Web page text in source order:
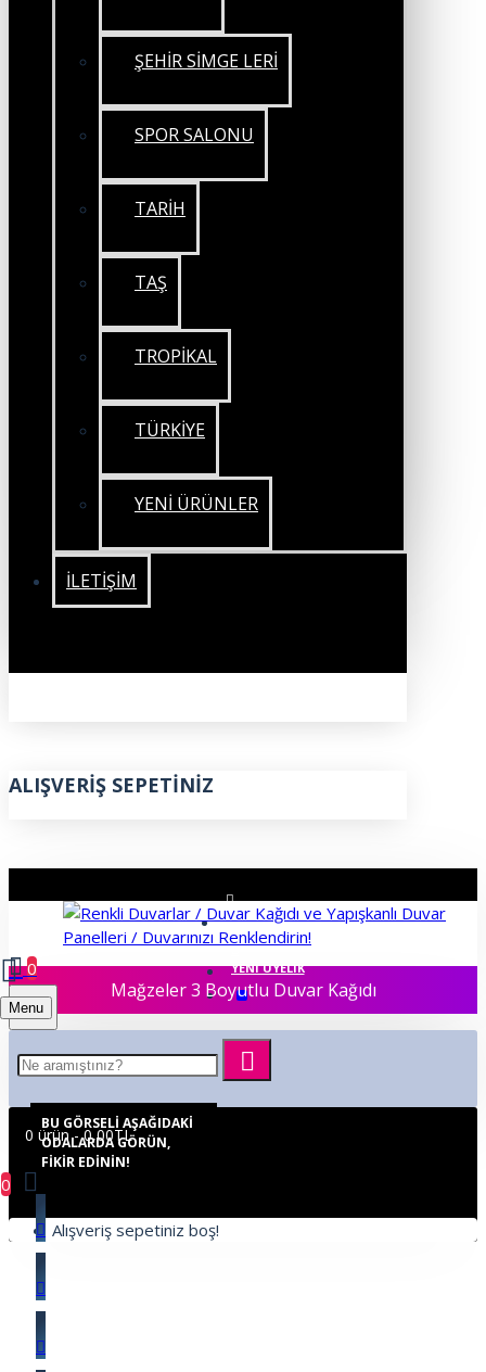
ŞEHİR SİMGE LERİ
SPOR SALONU
TARİH
TAŞ
TROPİKAL
TÜRKİYE
YENİ ÜRÜNLER
İLETIŞIM
ALIŞVERIŞ SEPETINIZ
ÜYE GIRIŞI
YENI ÜYELIK
Menu
0
0 ürün - 0,00TL
0
Alışveriş sepetiniz boş!
Mağzeler 3 Boyutlu Duvar Kağıdı
BU GÖRSELI AŞAĞIDAKI
ODALARDA GÖRÜN,
FIKIR EDININ!